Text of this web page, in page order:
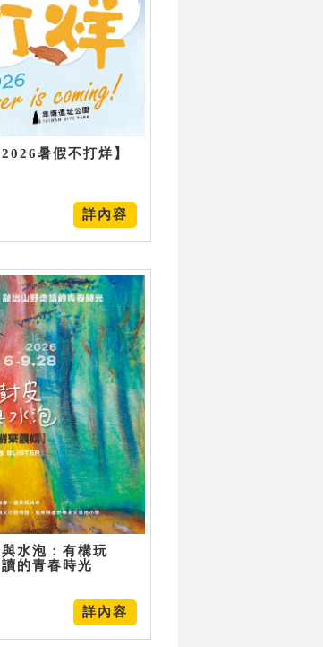
暑假不打烊】
詳內容
與水泡：有構玩
的青春時光
詳內容